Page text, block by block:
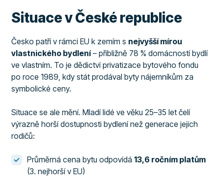
Situace v České republice
Česko patří v rámci EU k zemím s nejvyšší mírou
vlastnického bydlení– přibližně 78 % domácností bydlí
ve vlastním. To je dědictví privatizace bytového fondu
po roce 1989, kdy stát prodával byty nájemníkům za
symbolické ceny.
Situace se ale mění. Mladí lidé ve věku 25–35 let čelí
výrazně horší dostupnosti bydlení než generace jejich
rodičů:
Průměrná cena bytu odpovídá13,6 ročním platům
(3. nejhorší v EU)